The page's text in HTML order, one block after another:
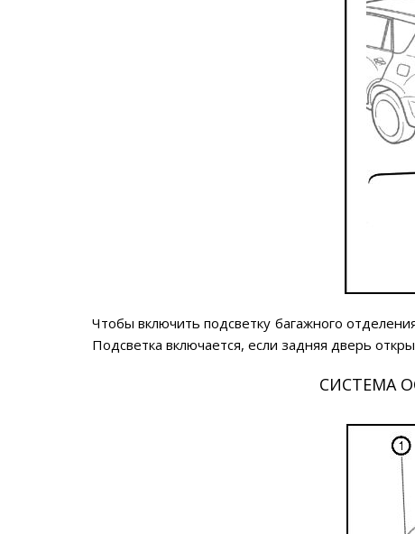
Чтобы включить подсветку багажного
Подсветка включается, если задняя дверь
СИСТЕМА